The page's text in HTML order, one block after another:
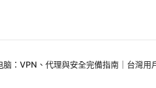
脑：VPN、代理與安全完備指南｜台灣用